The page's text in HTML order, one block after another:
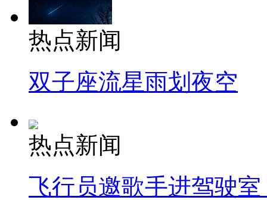
热点新闻
双子座流星雨划夜空
热点新闻
飞行员邀歌手进驾驶